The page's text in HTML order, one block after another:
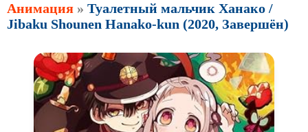
Анимация » Туалетный мальчик Ханако /
Jibaku Shounen Hanako-kun (2020, Завершён)